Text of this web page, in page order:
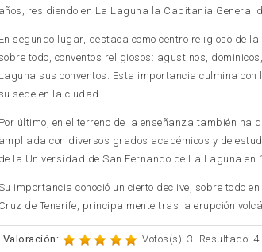
años, residiendo en La Laguna la Capitanía
En segundo lugar, destaca como centro religioso de
sobre todo, conventos religiosos: agustinos,
Laguna sus conventos. Esta importancia culmina
su sede en la ciudad.
Por último, en el terreno de la enseñanza también ha
ampliada con diversos grados académicos y de
de la Universidad de San Fernando de La Laguna en
importancia conoció un cierto declive, sobre todo
Cruz de Tenerife, principalmente tras la erupción
Valoración: Votos(s): 3. Resultado: